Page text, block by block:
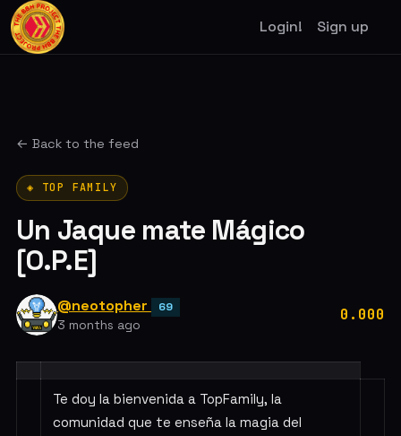
Login! Sign up
← Back to the feed
◈ TOP FAMILY
Un Jaque mate Mágico
[O.P.E]
@neotopher 69
3 months ago
0.000
Te doy la bienvenida a TopFamily, la
comunidad que te enseña la magia del